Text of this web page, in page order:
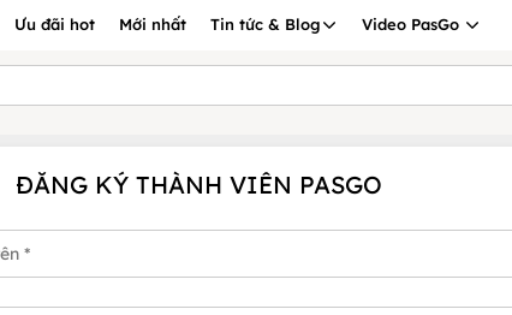
Ưu đãi hot Mới nhất Tin tức & Blog Video PasGo
ĐĂNG KÝ THÀNH VIÊN PASGO